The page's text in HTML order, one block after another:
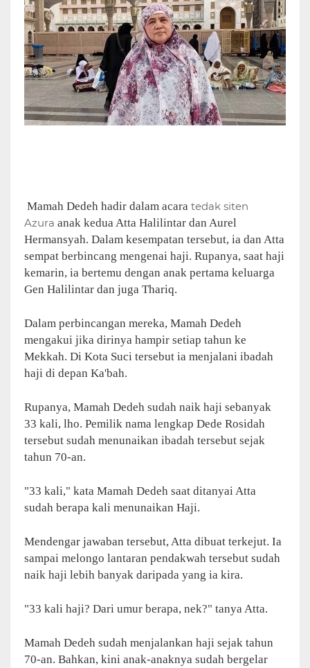
Mamah Dedeh hadir dalam acara tedak siten
Azura anak kedua Atta Halilintar dan Aurel
Hermansyah. Dalam kesempatan tersebut, ia dan Atta
sempat berbincang mengenai haji. Rupanya, saat haji
kemarin, ia bertemu dengan anak pertama keluarga
Gen Halilintar dan juga Thariq.
Dalam perbincangan mereka, Mamah Dedeh
mengakui jika dirinya hampir setiap tahun ke
Mekkah. Di Kota Suci tersebut ia menjalani ibadah
haji di depan Ka'bah.
Rupanya, Mamah Dedeh sudah naik haji sebanyak
33 kali, lho. Pemilik nama lengkap Dede Rosidah
tersebut sudah menunaikan ibadah tersebut sejak
tahun 70-an.
"33 kali," kata Mamah Dedeh saat ditanyai Atta
sudah berapa kali menunaikan Haji.
Mendengar jawaban tersebut, Atta dibuat terkejut. Ia
sampai melongo lantaran pendakwah tersebut sudah
naik haji lebih banyak daripada yang ia kira.
"33 kali haji? Dari umur berapa, nek?" tanya Atta.
Mamah Dedeh sudah menjalankan haji sejak tahun
70-an. Bahkan, kini anak-anaknya sudah bergelar